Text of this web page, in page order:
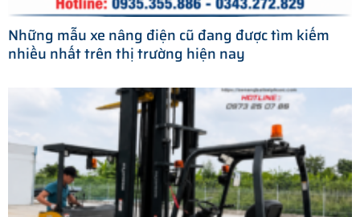
Những mẫu xe nâng điện cũ đang được tìm kiếm
nhiều nhất trên thị trường hiện nay